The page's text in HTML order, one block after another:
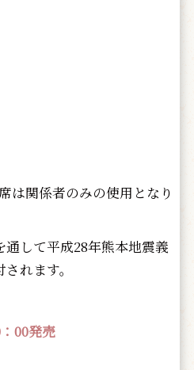
は関係者のみの使用となり
して平成28年熊本地震義
れます。
00発売